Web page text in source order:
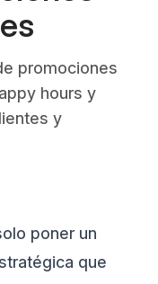
promociones
hours y
y
poner un
que